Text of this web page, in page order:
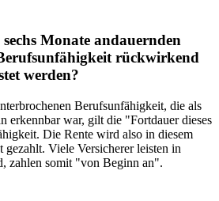
Monate andauernden
rückwirkend
werden?
Berufsunfähigkeit, die als
erkennbar war, gilt die "Fortdauer dieses
Die Rente wird also in diesem
gezahlt. Viele Versicherer leisten in
zahlen somit "von Beginn an".